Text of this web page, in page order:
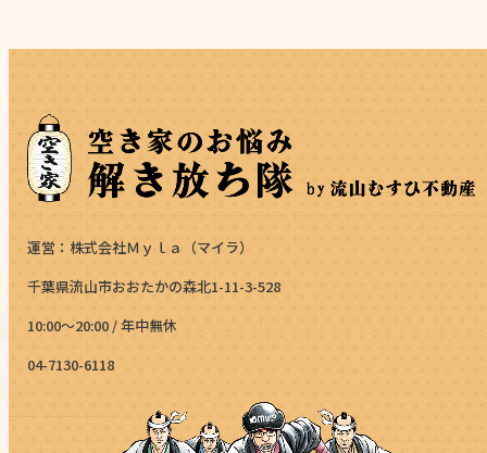
運営：株式会社Ｍｙｌａ（マイラ）
千葉県流山市おおたかの森北1-11-3-528
10:00～20:00 / 年中無休
04-7130-6118